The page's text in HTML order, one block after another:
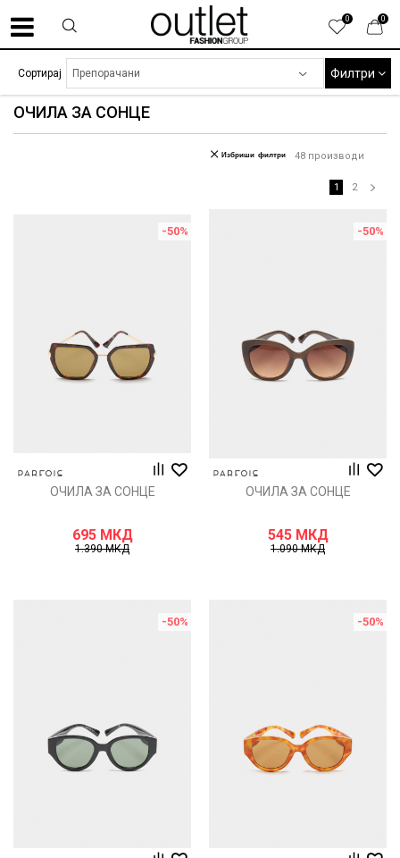
0
0
ОЧИЛА ЗА СОНЦЕ
Сортирај Филтри
48 производи
Избриши филтри
1 2
-50%
ОЧИЛА ЗА СОНЦЕ
695 МКД
1.390МКД
-50%
ОЧИЛА ЗА СОНЦЕ
545 МКД
1.090МКД
-50% -50%